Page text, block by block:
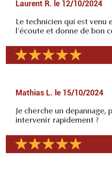
Laurent R. le 12/10/2024
Le technicien qui est venu
l'écoute et donne de bon
Mathias L. le 15/10/2024
Je cherche un depannage,
intervenir rapidement ?